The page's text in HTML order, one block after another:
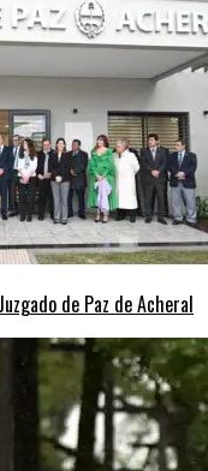
de Paz de Acheral